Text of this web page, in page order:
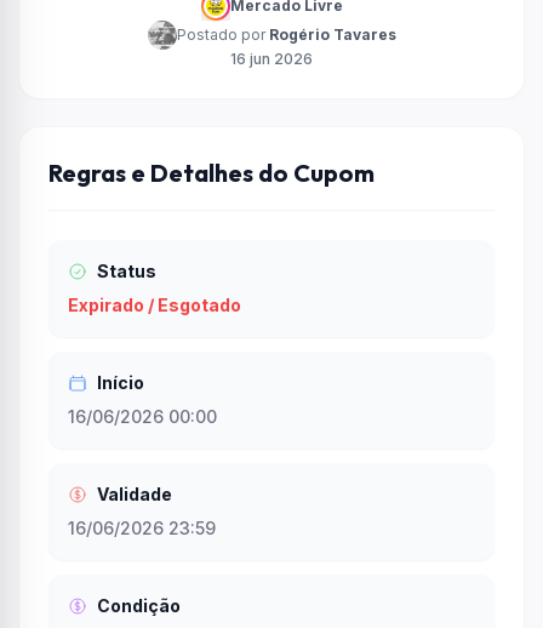
Mercado Livre
Postado por Rogério Tavares
16 jun 2026
Regras e Detalhes do Cupom
Status
Expirado / Esgotado
Início
16/06/2026 00:00
Validade
16/06/2026 23:59
Condição